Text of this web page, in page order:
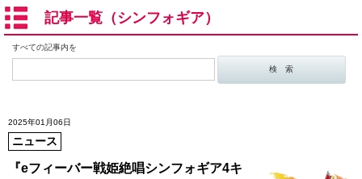
記事一覧（シンフォギア）
すべての記事内を
2025年01月06日
ニュース
『eフィーバー戦姫絶唱シンフォギア4キ